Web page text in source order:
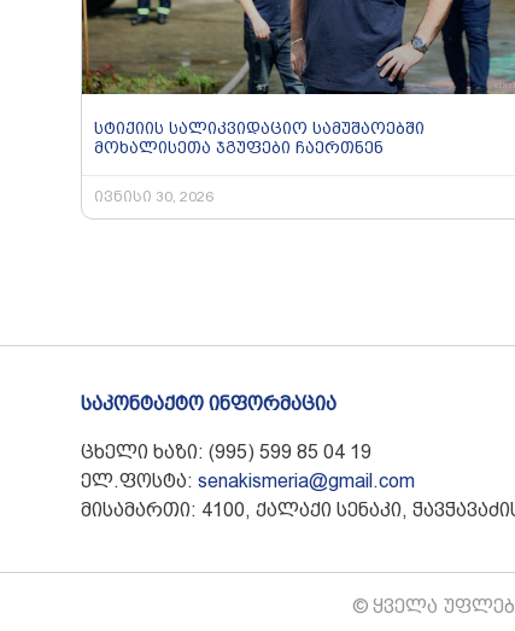
სტიქიის სალიკვიდაციო სამუშაოებში
მოხალისეთა ჯგუფები ჩაერთნენ
ივნისი 30, 2026
საკონტაქტო ინფორმაცია
ცხელი ხაზი: (995) 599 85 04 19
ელ.ფოსტა: senakismeria@gmail.com
მისამართი: 4100, ქალაქი სენაკი,
© ყველა